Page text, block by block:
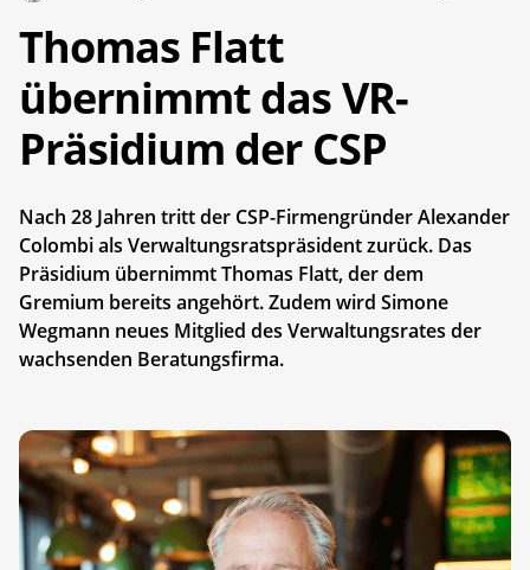
Thomas Flatt
übernimmt das VR-
Präsidium der CSP
Nach 28 Jahren tritt der CSP-Firmengründer Alexander
Colombi als Verwaltungsratspräsident zurück. Das
Präsidium übernimmt Thomas Flatt, der dem
Gremium bereits angehört. Zudem wird Simone
Wegmann neues Mitglied des Verwaltungsrates der
wachsenden Beratungsfirma.